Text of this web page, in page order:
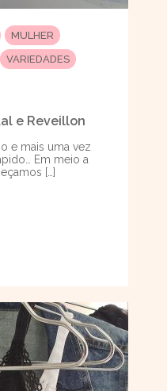
MULHER
VARIEDADES
e Reveillon
e mais uma vez
Em meio a
[…]